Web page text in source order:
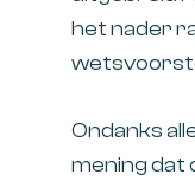
het nader
Ondanks
mening dat